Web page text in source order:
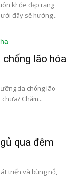
khỏe đẹp rạng
đây sẽ hướng...
lão hóa
da chống lão
Chăm...
qua đêm
triển và bùng nổ,